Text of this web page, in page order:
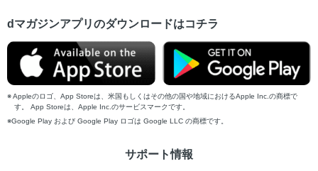
dマガジンアプリのダウンロードはコチラ
Appleのロゴ、App Storeは、米国もしくはその他の国や地域におけるApple Inc.の商標で
す。 App Storeは、Apple Inc.のサービスマークです。
Google Play および Google Play ロゴは Google LLC の商標です。
サポート情報